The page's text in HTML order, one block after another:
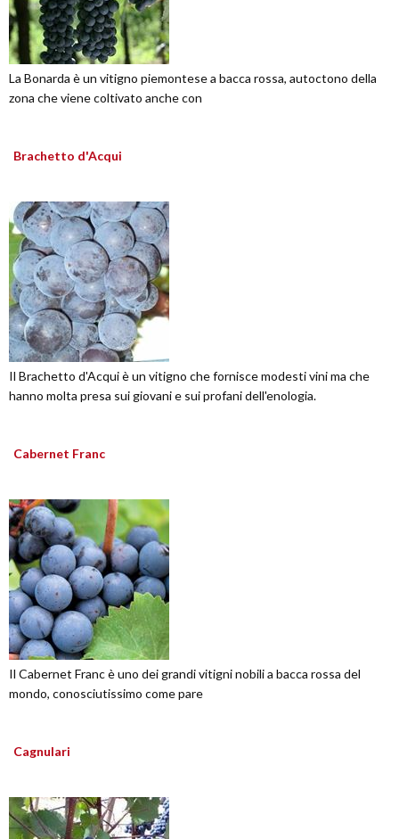
La Bonarda è un vitigno piemontese a bacca rossa, autoctono della
zona che viene coltivato anche con
Brachetto d'Acqui
Il Brachetto d'Acqui è un vitigno che fornisce modesti vini ma che
hanno molta presa sui giovani e sui profani dell'enologia.
Cabernet Franc
Il Cabernet Franc è uno dei grandi vitigni nobili a bacca rossa del
mondo, conosciutissimo come pare
Cagnulari